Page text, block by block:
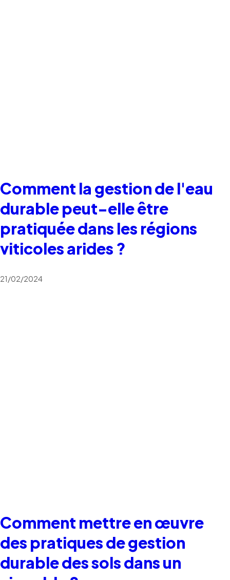
Comment la gestion de l'eau
durable peut-elle être
pratiquée dans les régions
viticoles arides ?
21/02/2024
Comment mettre en œuvre
des pratiques de gestion
durable des sols dans un